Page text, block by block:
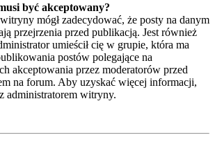
być akceptowany?
mógł zadecydować, że posty na danym
przejrzenia przed publikacją. Jest również
umieścił cię w grupie, która ma
postów polegające na
akceptowania przez moderatorów przed
na forum. Aby uzyskać więcej informacji,
administratorem witryny.